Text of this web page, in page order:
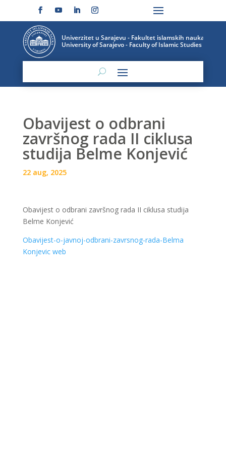
Obavijest o odbrani
završnog rada II ciklusa
studija Belme Konjević
22 aug, 2025
Obavijest o odbrani završnog rada II ciklusa studija
Belme Konjević
Obavijest-o-javnoj-odbrani-zavrsnog-rada-Belma
Konjevic web